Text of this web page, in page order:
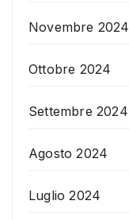
Novembre 2024
Ottobre 2024
Settembre 2024
Agosto 2024
Luglio 2024